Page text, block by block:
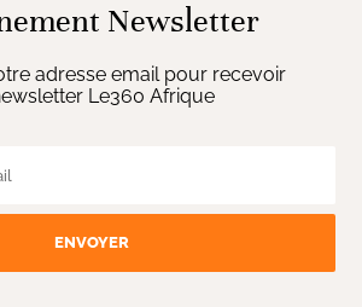
Newsletter
adresse email pour recevoir
Le360 Afrique
ENVOYER